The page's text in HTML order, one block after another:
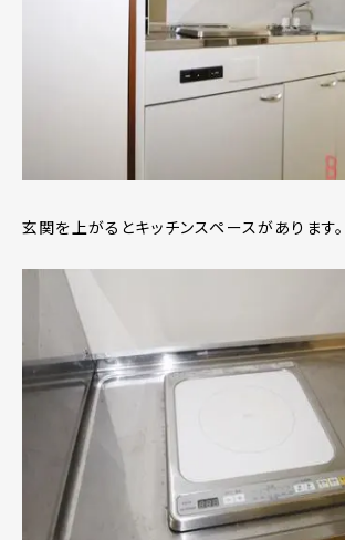
玄関を上がるとキッチンスペースがあります。